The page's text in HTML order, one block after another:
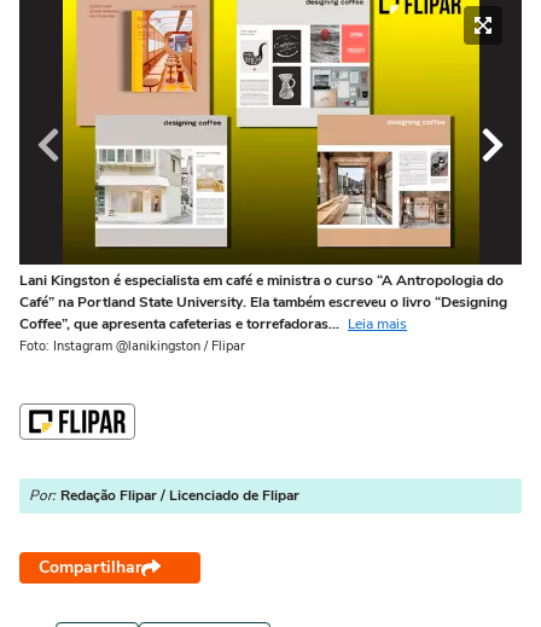
Lani Kingston é especialista em café e ministra o curso “A Antropologia do
Café” na Portland State University. Ela também escreveu o livro “Designing
Coffee”, que apresenta cafeterias e torrefadoras... Leia mais
Foto: Instagram @lanikingston / Flipar
Por: Redação Flipar / Licenciado de Flipar
Compartilhar